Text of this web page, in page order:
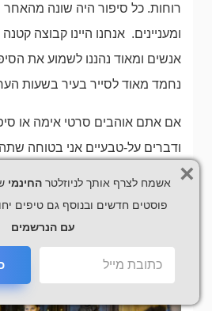
רוחות. כל סיפור היה שונה מהאחר
ומעניינים. אנחנו היינו קבוצה
אנשים ומאוד נהננו לשמוע את
נחמד מאוד לסייר בעיר בשעות
אם אתם אוהבים סרטי אימה או
ודברים על-טבעיים אני בטוחה
במספר שפות : אנגלית, צרפתית,
אשמח לצרף אותך לניוזלטר החינמי
פוסטים חדשים ובנוסף גם טיפים
עם הנרשמים
×